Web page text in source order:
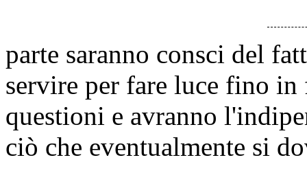
parte saranno consci del
servire per fare luce fino in
questioni e avranno
ciò che eventualmente si